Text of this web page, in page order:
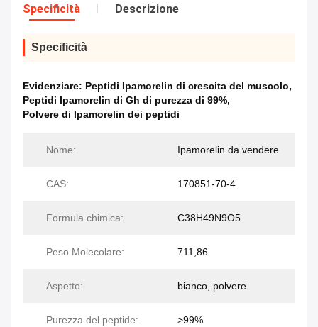
Specificità Descrizione
Specificità
Evidenziare: Peptidi Ipamorelin di crescita del muscolo,
Peptidi Ipamorelin di Gh di purezza di 99%,
Polvere di Ipamorelin dei peptidi
Nome: Ipamorelin da vendere
CAS: 170851-70-4
Formula chimica: C38H49N9O5
Peso Molecolare: 711,86
Aspetto: bianco, polvere
Purezza del peptide: >99%